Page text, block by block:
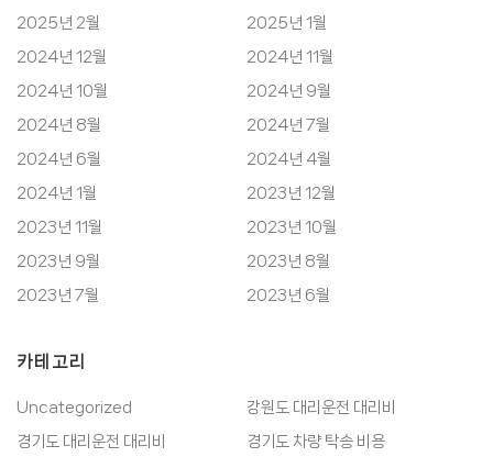
2025년 2월
2025년 1월
2024년 12월
2024년 11월
2024년 10월
2024년 9월
2024년 8월
2024년 7월
2024년 6월
2024년 4월
2024년 1월
2023년 12월
2023년 11월
2023년 10월
2023년 9월
2023년 8월
2023년 7월
2023년 6월
카테고리
Uncategorized
강원도 대리운전 대리비
경기도 대리운전 대리비
경기도 차량 탁송 비용